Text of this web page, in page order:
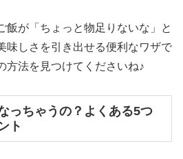
飯が「ちょっと物足りないな」と
味しさを引き出せる便利なワザで
方法を見つけてくださいね♪
っちゃうの？よくある5つ
ト